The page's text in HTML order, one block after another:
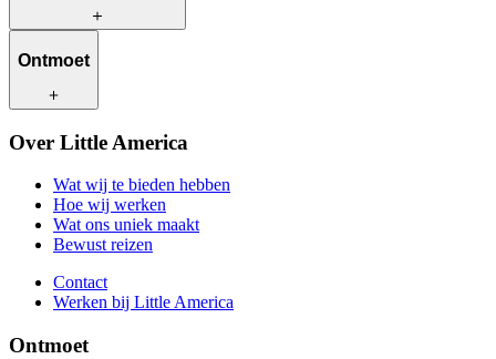
Wat wij te bieden hebben
Wat ons uniek maakt
Contact
Werken bij Little America
Ontmoet
Onze reisadviseurs
Over Little America
Wat wij te bieden hebben
Hoe wij werken
Wat ons uniek maakt
Bewust reizen
Contact
Werken bij Little America
Ontmoet